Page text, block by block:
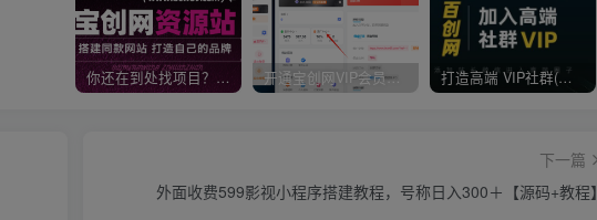
你还在到处找项目？还在当韭菜？我靠卖项目一个月收入5万+，曾经我也是个失败者。 开通宝创网VIP会员，尊享全站资源免费下载，享70%的推广提成！！【限时五折优惠】 打造高端 VIP社群(社群仅对网站用户开放)
下一篇
外面收费599影视小程序搭建教程，号称日入300＋【源码+教程】